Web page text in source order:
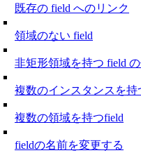
既存の field へのリンク
領域のない field
非矩形領域を持つ field
複数のインスタンスを持
複数の領域を持つfield
fieldの名前を変更する